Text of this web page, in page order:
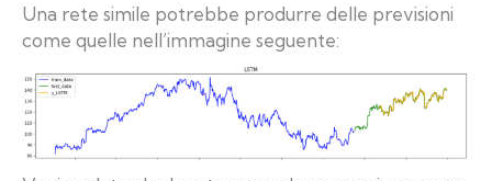
Una rete simile potrebbe produrre delle previsioni
come quelle nell’immagine seguente: